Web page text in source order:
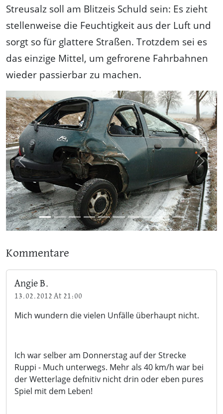
Streusalz soll am Blitzeis Schuld sein: Es zieht
stellenweise die Feuchtigkeit aus der Luft und
sorgt so für glattere Straßen. Trotzdem sei es
das einzige Mittel, um gefrorene Fahrbahnen
wieder passierbar zu machen.
Previous Next
Kommentare
Angie B.
13.02.2012 At 21:00
Mich wundern die vielen Unfälle überhaupt nicht.
Ich war selber am Donnerstag auf der Strecke
Ruppi - Much unterwegs. Mehr als 40 km/h war bei
der Wetterlage defnitiv nicht drin oder eben pures
Spiel mit dem Leben!